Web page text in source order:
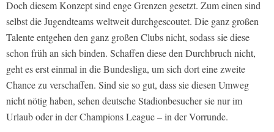
Doch diesem Konzept sind enge Grenzen gesetzt. Zum einen sind
selbst die Jugendteams weltweit durchgescoutet. Die ganz großen
Talente entgehen den ganz großen Clubs nicht, sodass sie diese
schon früh an sich binden. Schaffen diese den Durchbruch nicht,
geht es erst einmal in die Bundesliga, um sich dort eine zweite
Chance zu verschaffen. Sind sie so gut, dass sie diesen Umweg
nicht nötig haben, sehen deutsche Stadionbesucher sie nur im
Urlaub oder in der Champions League – in der Vorrunde.